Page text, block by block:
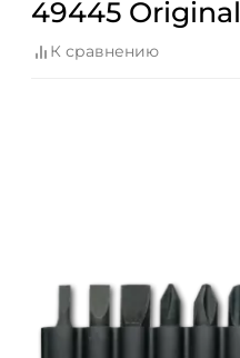
49445 Original
К сравнению